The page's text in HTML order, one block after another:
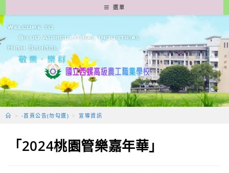
轉
至
要
容
選單
> -首頁公告(勿勾選) > 宣導資訊
「2024桃園管樂嘉年華」